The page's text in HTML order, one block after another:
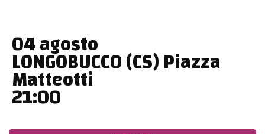
04 agosto
LONGOBUCCO (CS) Piazza
Matteotti
21:00